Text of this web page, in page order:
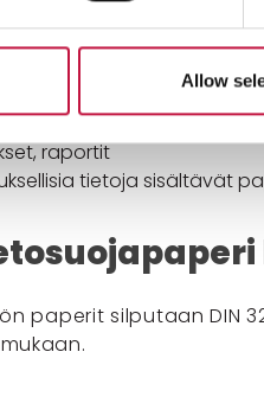
Allow
asiakirjat
muistiot
raportit
tietoja sisältävät
paperit silputaan DIN